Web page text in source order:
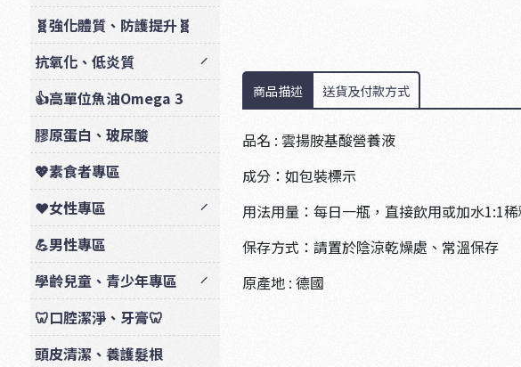
🧬強化體質、防護提升🧬
抗氧化、低炎質
👍高單位魚油Omega 3
膠原蛋白、玻尿酸
💖素食者專區
❤️女性專區
💪男性專區
學齡兒童、青少年專區
🦷口腔潔淨、牙膏🦷
頭皮清潔、養護髮根
商品描述 送貨及付款方式
品名 : 雲揚胺基酸營養液
成分：如包裝標示
用法用量：每日一瓶，直接飲用或加水1:1
保存方式：請置於陰涼乾燥處、常溫保存
原產地 : 德國